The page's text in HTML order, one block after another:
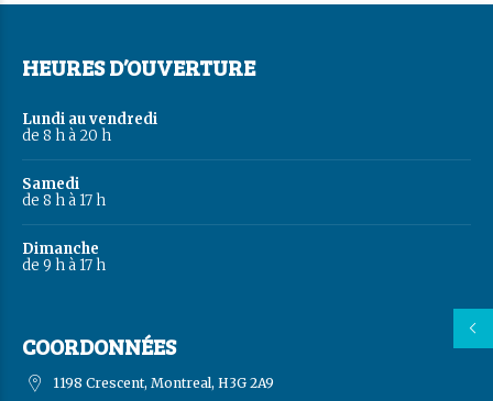
HEURES D’OUVERTURE
Lundi au vendredi
de 8 h à 20 h
Samedi
de 8 h à 17 h
Dimanche
de 9 h à 17 h
COORDONNÉES
1198 Crescent, Montreal, H3G 2A9